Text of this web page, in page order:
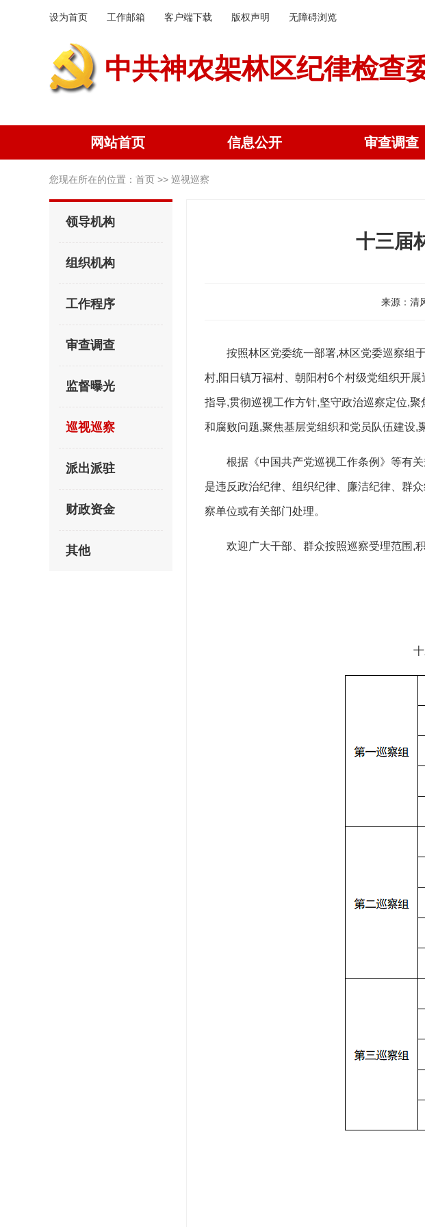
设为首页 工作邮箱 客户端下载 版权声明 无障碍浏览
中共神农架林区纪律检查
网站首页 信息公开 审查调查
您现在所在的位置： 首页 >> 巡视巡察
领导机构
组织机构
工作程序
审查调查
监督曝光
巡视巡察
派出派驻
财政资金
其他
十三届
来源：清
按照林区党委统一部署,林区党委巡察组
村,阳日镇万福村、朝阳村6个村级党组织开展
指导,贯彻巡视工作方针,坚守政治巡察定位,聚
和腐败问题,聚焦基层党组织和党员队伍建设,
根据《中国共产党巡视工作条例》等有
是违反政治纪律、组织纪律、廉洁纪律、群
察单位或有关部门处理。
欢迎广大干部、群众按照巡察受理范围,